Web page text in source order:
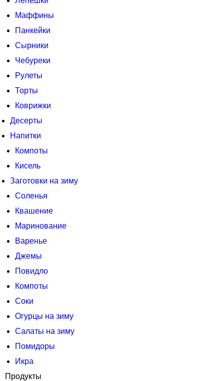
Маффины
Панкейки
Сырники
Чебуреки
Рулеты
Торты
Коврижки
Десерты
Напитки
Компоты
Кисель
Заготовки на зиму
Соленья
Квашение
Маринование
Варенье
Джемы
Повидло
Компоты
Соки
Огурцы на зиму
Салаты на зиму
Помидоры
Икра
Продукты